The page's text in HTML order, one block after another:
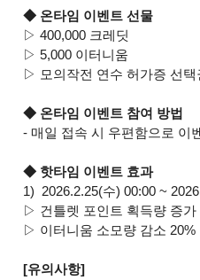
◆ 온타임 이벤트 선물
▷ 400,000 크레딧
▷ 5,000 이터니움
▷ 모의작전 연수 허가증 선택
◆ 온타임 이벤트 참여 방법
- 매일 접속 시 우편함으로 이
◆ 핫타임 이벤트 효과​
1) 2026.2.25(수) 00:00 ~
▷ 건틀렛 포인트 획득량 증가
▷ 이터니움 소모량 감소 20%
[유의사항]